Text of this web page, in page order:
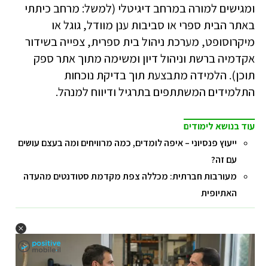
ומגישים למורה במרחב דיגיטלי (למשל: מרחב כיתתי
באתר הבית ספרי או סביבות ענן מוודל, גוגל או
מיקרוסופט, מערכת ניהול בית ספרית, צפייה בשידור
אקדמיה ברשת וניהול דיון ומשימה מתוך אתר ספק
תוכן). הלמידה מתבצעת תוך בדיקת נוכחות
התלמידים המשתתפים בתרגיל ודיווח למנהל.
עוד בנושא לימודים
ייעוץ פנסיוני – איפה לומדים, כמה מרוויחים ומה בעצם עושים
עם זה?
מעורבות חברתית: מכללה צפת מקדמת סטודנטים מהעדה
האתיופית